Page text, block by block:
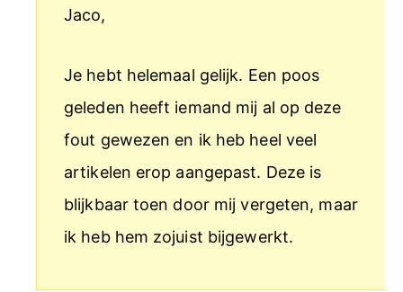
Jaco,
Je hebt helemaal gelijk. Een poos
geleden heeft iemand mij al op deze
fout gewezen en ik heb heel veel
artikelen erop aangepast. Deze is
blijkbaar toen door mij vergeten, maar
ik heb hem zojuist bijgewerkt.